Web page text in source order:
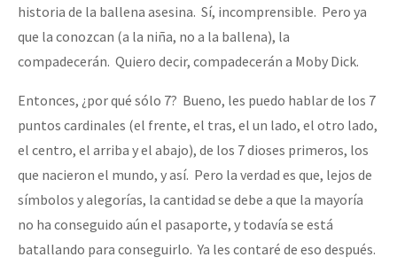
historia de la ballena asesina. Sí, incomprensible. Pero ya
que la conozcan (a la niña, no a la ballena), la
compadecerán. Quiero decir, compadecerán a Moby Dick.
Entonces, ¿por qué sólo 7? Bueno, les puedo hablar de los 7
puntos cardinales (el frente, el tras, el un lado, el otro lado,
el centro, el arriba y el abajo), de los 7 dioses primeros, los
que nacieron el mundo, y así. Pero la verdad es que, lejos de
símbolos y alegorías, la cantidad se debe a que la mayoría
no ha conseguido aún el pasaporte, y todavía se está
batallando para conseguirlo. Ya les contaré de eso después.